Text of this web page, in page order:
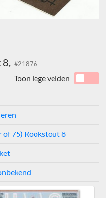
8, #21876
Toon lege velden
of 75) Rookstout 8